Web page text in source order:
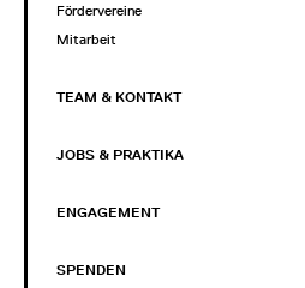
Fördervereine
Mitarbeit
TEAM & KONTAKT
JOBS & PRAKTIKA
ENGAGEMENT
SPENDEN